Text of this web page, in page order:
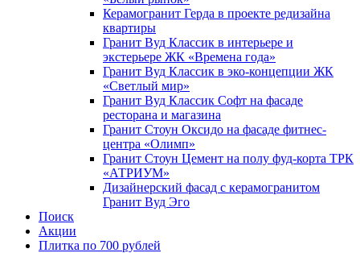
Керамогранит Герда в проекте редизайна
квартиры
Гранит Вуд Классик в интерьере и
экстерьере ЖК «Времена года»
Гранит Вуд Классик в эко-концепции ЖК
«Светлый мир»
Гранит Вуд Классик Софт на фасаде
ресторана и магазина
Гранит Стоун Оксидо на фасаде фитнес-
центра «Олимп»
Гранит Стоун Цемент на полу фуд-корта ТРК
«АТРИУМ»
Дизайнер­ский фасад с керамогранитом
Гранит Вуд Эго
Поиск
Акции
Плитка по 700 рублей